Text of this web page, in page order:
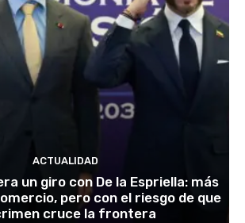
ACTUALIDAD
un giro con De la Espriella: más
pero con el riesgo de que
cruce la frontera